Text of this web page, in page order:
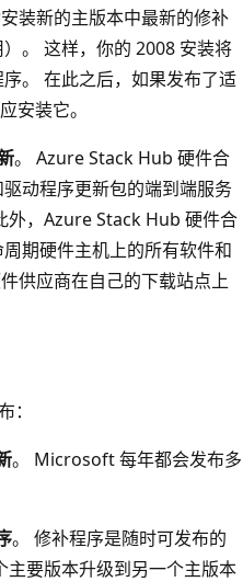
装新的主版本中最新的修补
。 这样，你的 2008 安装将
。 在此之后，如果发布了适
安装它。
。 Azure Stack Hub 硬件合
动程序更新包的端到端服务
外，Azure Stack Hub 硬件合
期硬件主机上的所有软件和
供应商在自己的下载站点上
。 Microsoft 每年都会发布多
。 修补程序是随时可发布的
主要版本升级到另一个主版本